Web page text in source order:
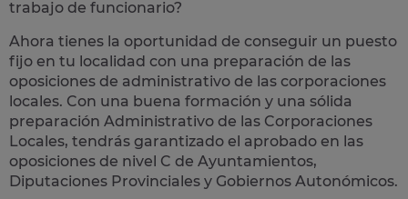
trabajo de funcionario?
Ahora tienes la oportunidad de conseguir un puesto
fijo en tu localidad con una preparación de las
oposiciones de administrativo de las corporaciones
locales. Con una buena formación y una sólida
preparación Administrativo de las Corporaciones
Locales, tendrás garantizado el aprobado en las
oposiciones de nivel C de Ayuntamientos,
Diputaciones Provinciales y Gobiernos Autonómicos.